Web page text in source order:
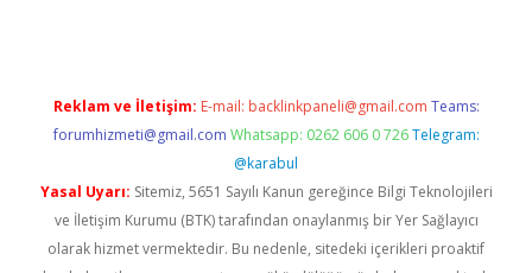
Reklam ve İletişim: E-mail: backlinkpaneli@gmail.com Teams:
forumhizmeti@gmail.com Whatsapp: 0262 606 0 726 Telegram:
@karabul
Yasal Uyarı: Sitemiz, 5651 Sayılı Kanun gereğince Bilgi Teknolojileri
ve İletişim Kurumu (BTK) tarafından onaylanmış bir Yer Sağlayıcı
olarak hizmet vermektedir. Bu nedenle, sitedeki içerikleri proaktif